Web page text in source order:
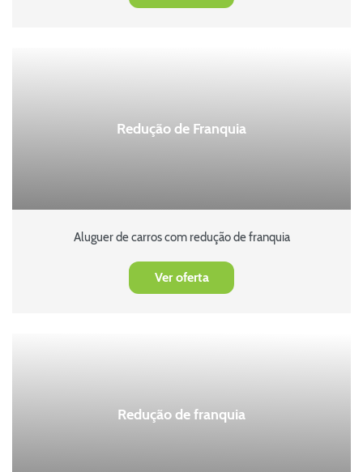
Redução de Franquia
Aluguer de carros com redução de franquia
Ver oferta
Redução de franquia